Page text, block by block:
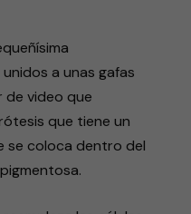
a unas gafas
de video que
que tiene un
se coloca dentro del